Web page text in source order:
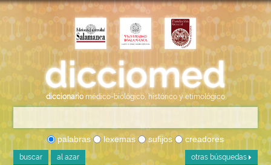
diccionario médico-biológico, histórico y etimológico
palabras lexemas sufijos creadores
buscar al azar otras búsquedas